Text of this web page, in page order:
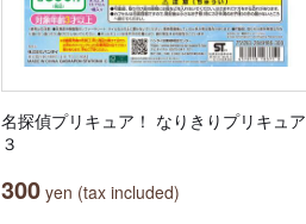
名探偵プリキュア！ なりきりプリキュア
３
300 yen (tax included)